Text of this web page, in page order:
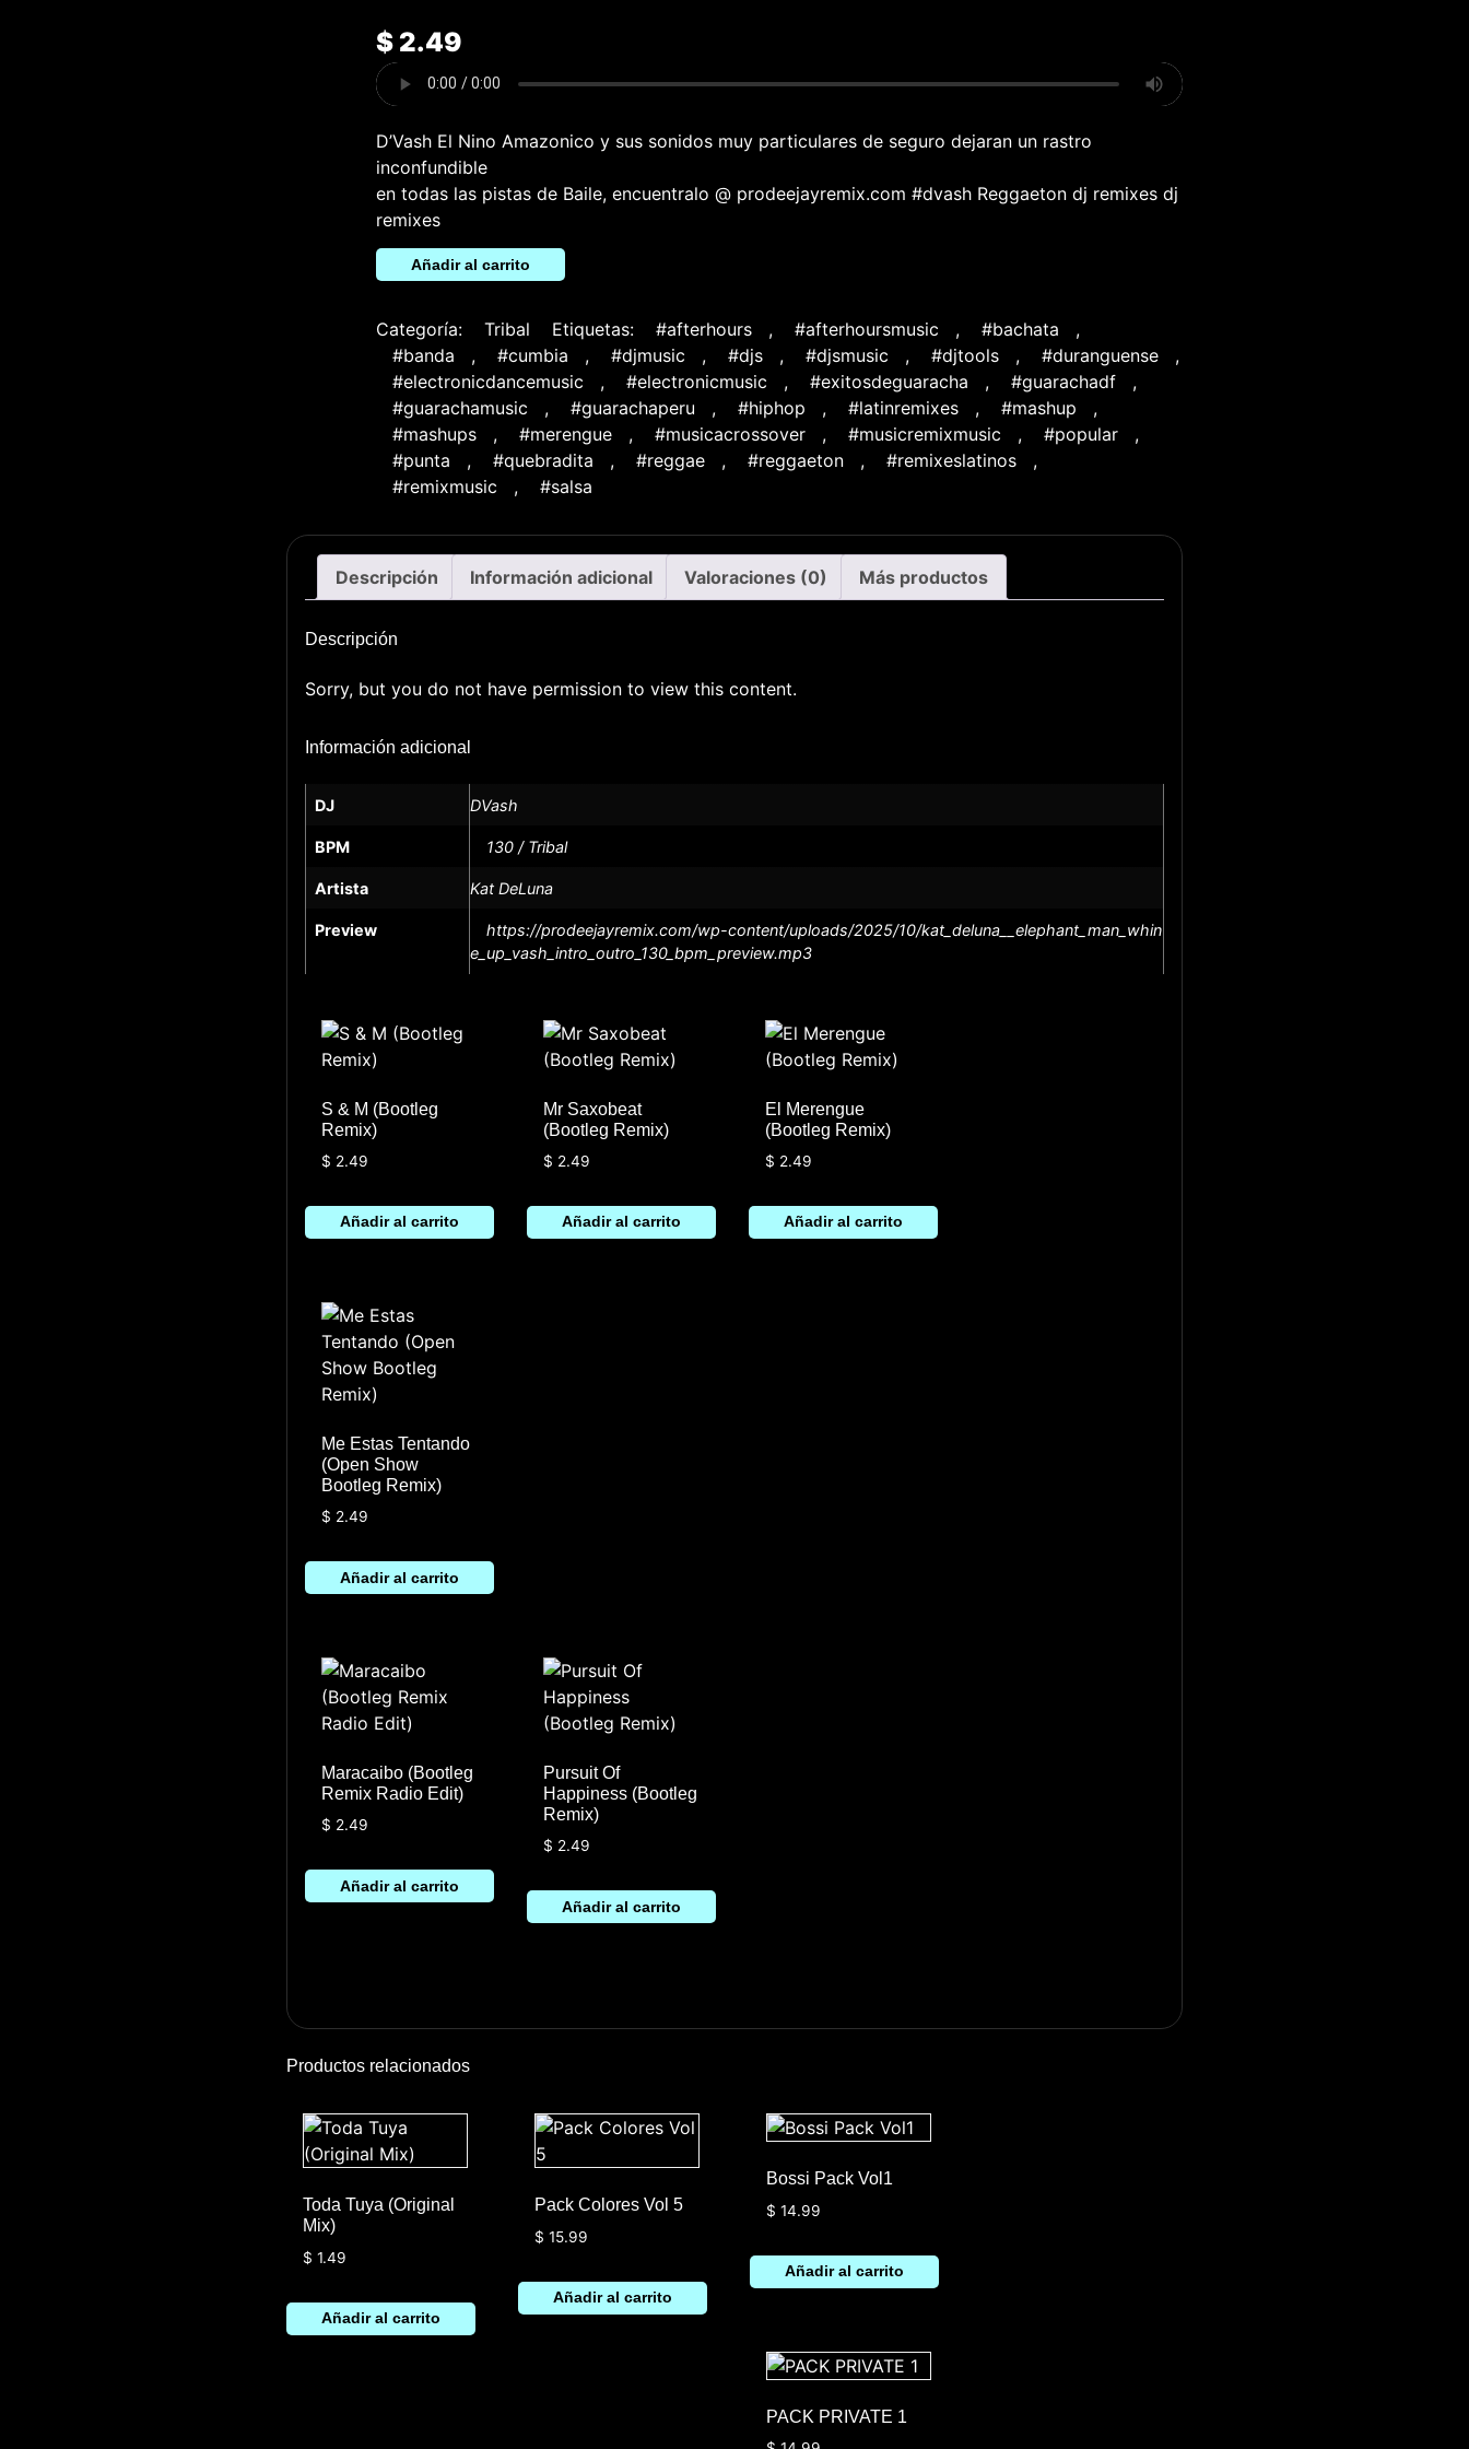
$2.49
D’Vash El Nino Amazonico y sus sonidos muy particulares de seguro dejaran un rastro
inconfundible
en todas las pistas de Baile, encuentralo @ prodeejayremix.com #dvash Reggaeton dj remixes dj
remixes
Whine
Up
Bootleg
Remix)
cantidad
Añadir al carrito
Categoría: Tribal Etiquetas: #afterhours , #afterhoursmusic , #bachata
,
#banda
, #cumbia , #djmusic , #djs , #djsmusic , #djtools , #duranguense
,
#electronicdancemusic
, #electronicmusic , #exitosdeguaracha , #guarachadf
,
#guarachamusic
, #guarachaperu , #hiphop , #latinremixes , #mashup
,
#mashups
, #merengue , #musicacrossover , #musicremixmusic , #popular
,
#punta
, #quebradita , #reggae , #reggaeton , #remixeslatinos
,
#remixmusic
, #salsa
Descripción Información adicional Valoraciones (0) Más productos
Descripción
Sorry, but you do not have permission to view this content.
Información adicional
DJ DVash
BPM 130 / Tribal
Artista Kat DeLuna
Preview
https://prodeejayremix.com/wp-content/uploads/2025/10/kat_deluna__elephant_man_whin
e_up_vash_intro_outro_130_bpm_preview.mp3
S & M (Bootleg
Remix)
$ 2.49
Añadir al carrito
Mr Saxobeat
(Bootleg Remix)
$ 2.49
Añadir al carrito
El Merengue
(Bootleg Remix)
$ 2.49
Añadir al carrito
Me Estas Tentando
(Open Show
Bootleg Remix)
$ 2.49
Añadir al carrito
Maracaibo (Bootleg
Remix Radio Edit)
$ 2.49
Añadir al carrito
Pursuit Of
Happiness (Bootleg
Remix)
$ 2.49
Añadir al carrito
Productos relacionados
Toda Tuya (Original
Mix)
$ 1.49
Añadir al carrito
Pack Colores Vol 5
$ 15.99
Añadir al carrito
Bossi Pack Vol1
$ 14.99
Añadir al carrito
PACK PRIVATE 1